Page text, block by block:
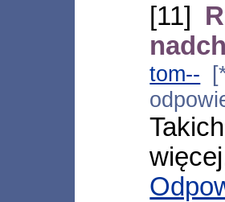
[11]
tom--